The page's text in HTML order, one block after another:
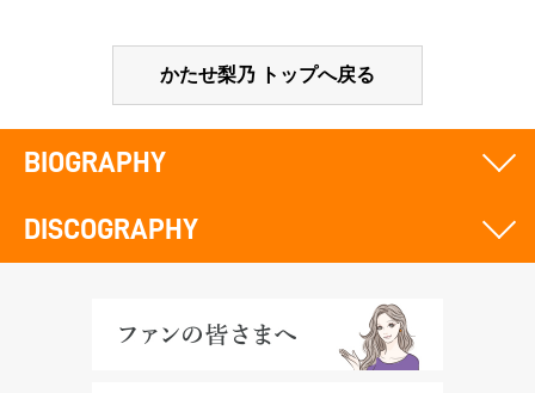
かたせ梨乃 トップへ戻る
BIOGRAPHY
DISCOGRAPHY